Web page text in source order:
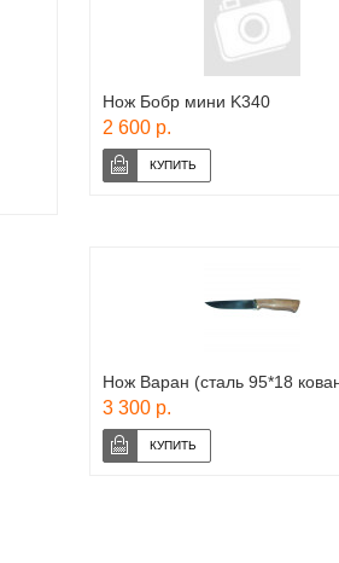
Нож Бобр мини K340
2 600 р.
Нож Варан (сталь 95*18
3 300 р.